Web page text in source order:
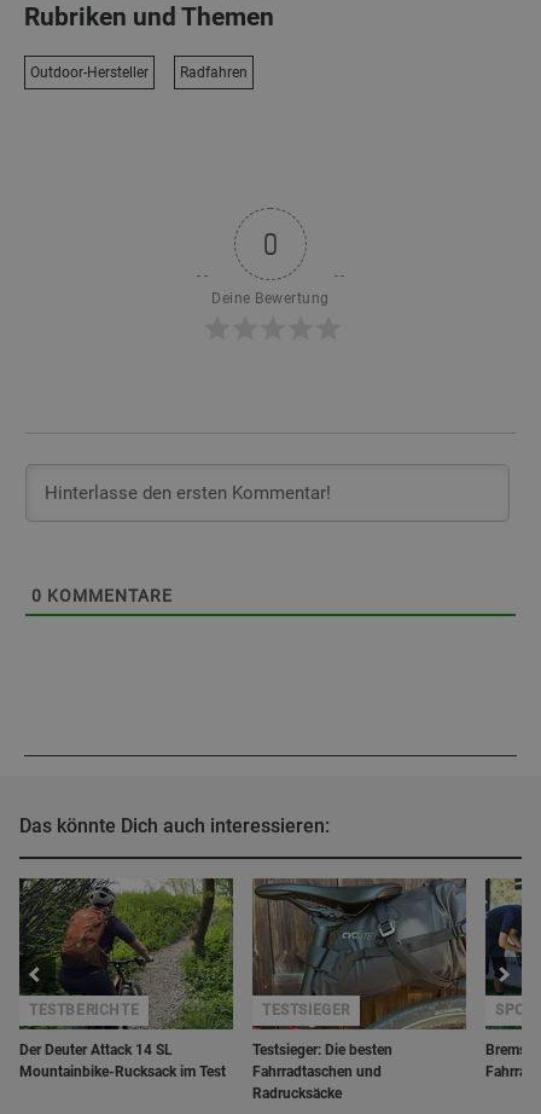
Rubriken und Themen
Outdoor-Hersteller Radfahren
0
Deine Bewertung
0 KOMMENTARE
Das könnte Dich auch interessieren:
Der Deuter Attack 14 SL
Mountainbike-Rucksack im Test
TESTBERICHTE
Testsieger: Die besten
Fahrradtaschen und
Radrucksäcke
TESTSIEGER
Fahrrad